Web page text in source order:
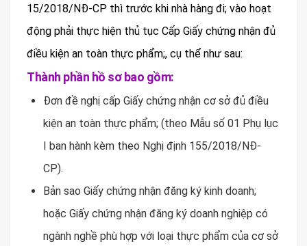
15/2018/NĐ-CP thì trước khi nhà hàng đi; vào hoạt
động phải thực hiện thủ tục Cấp Giấy chứng nhận đủ
điều kiện an toàn thực phẩm;, cụ thể như sau:
Thành phần hồ sơ bao gồm:
Đơn đề nghị cấp Giấy chứng nhận cơ sở đủ điều
kiện an toàn thực phẩm; (theo Mẫu số 01 Phụ lục
I ban hành kèm theo Nghị định 155/2018/NĐ-
CP).
Bản sao Giấy chứng nhận đăng ký kinh doanh;
hoặc Giấy chứng nhận đăng ký doanh nghiệp có
ngành nghề phù hợp với loại thực phẩm của cơ sở